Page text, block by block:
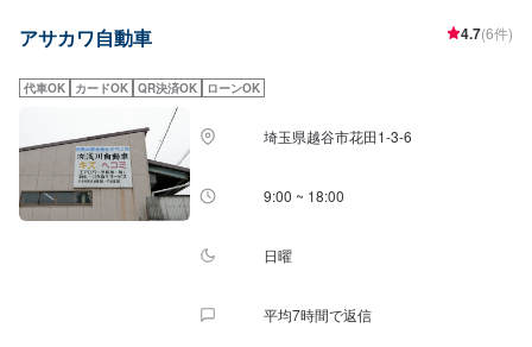
アサカワ自動車 4.7(6件)
代車OK カードOK QR決済OK ローンOK
埼玉県越谷市花田1-3-6
9:00 ~ 18:00
日曜
平均7時間で返信